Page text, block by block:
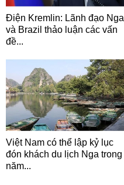
Điện Kremlin: Lãnh đạo Nga
và Brazil thảo luận các vấn
đề...
Việt Nam có thể lập kỷ lục
đón khách du lịch Nga trong
năm...